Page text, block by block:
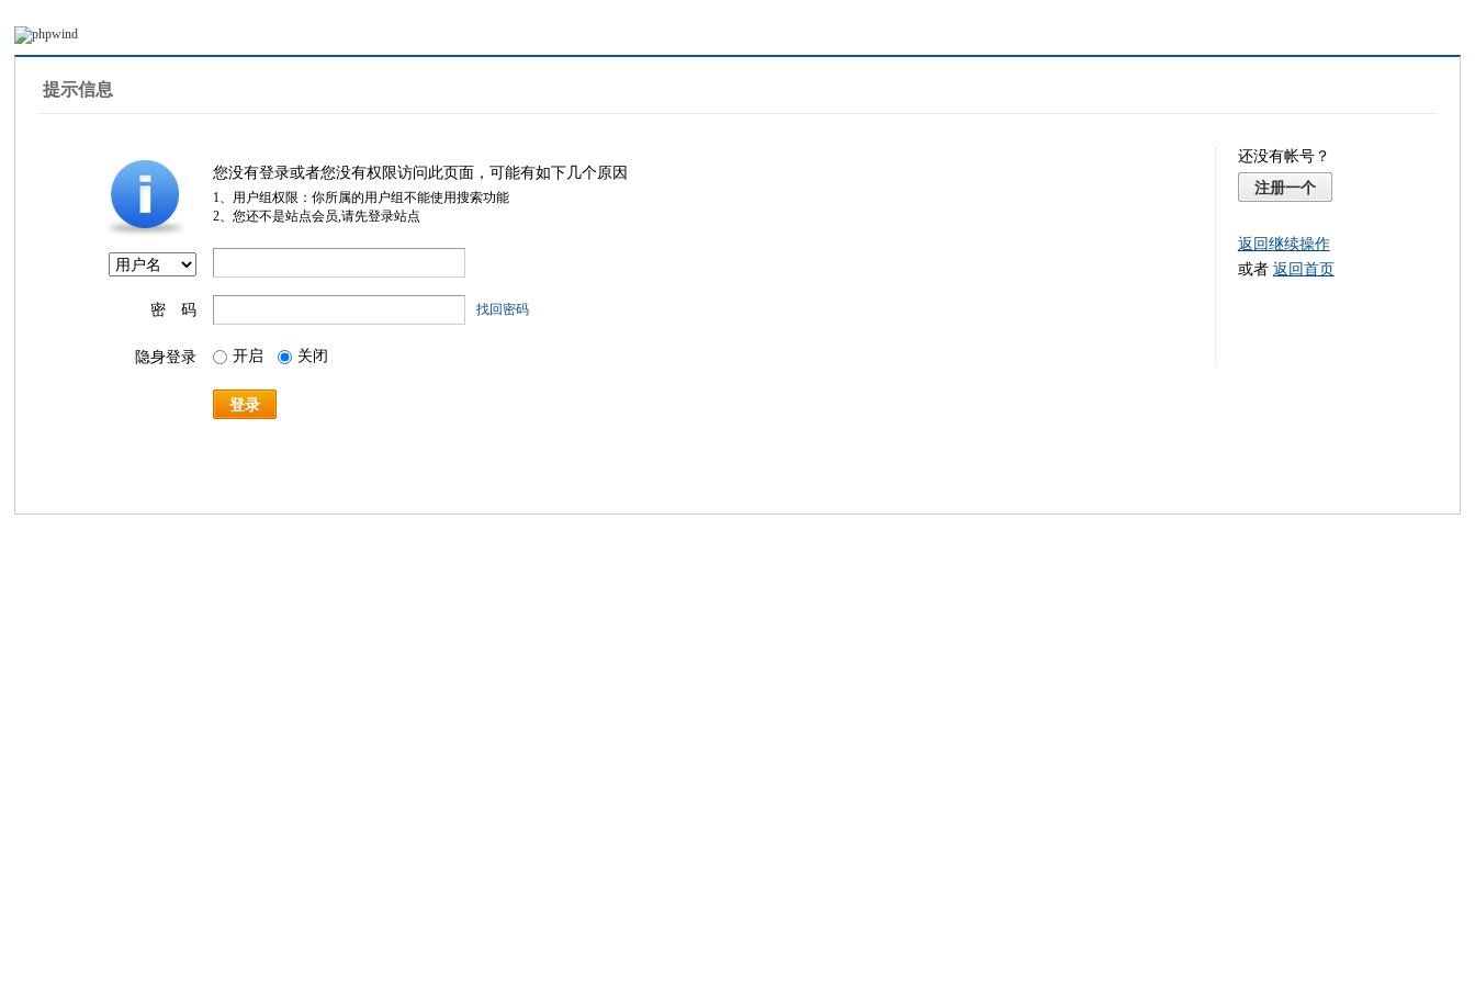
提示信息
您没有登录或者您没有权限访问此页面，可能有如下几个原因
1、用户组权限：你所属的用户组不能使用搜索功能
2、您还不是站点会员,请先登录站点
密 码 找回密码
隐身登录 开启 关闭
登录
还没有帐号？
注册一个
返回继续操作
或者 返回首页